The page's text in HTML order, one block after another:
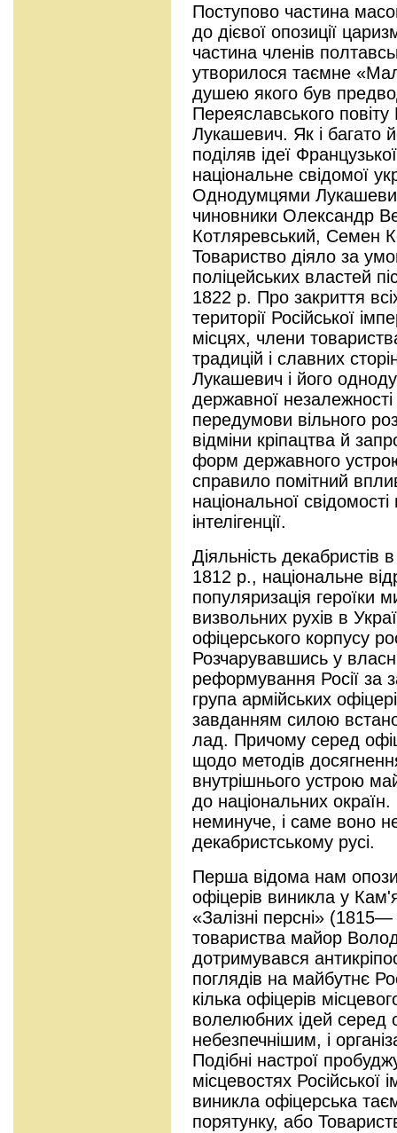
Поступово частина
до дієвої опозиції
частина членів
утворилося таємне
душею якого був
Переяславського повіту
Лукашевич. Як і багато
поділяв ідеї
національне свідомої
Однодумцями
чиновники Олександр
Котляревський, Семен
Товариство діяло за
поліцейських властей
1822 р. Про закриття
території Російської
місцях, члени
традицій і славних
Лукашевич і його
державної
передумови вільного
відміни кріпацтва й
форм державного
справило помітний
національної
інтелігенції.
Діяльність декабристів
1812 p., національне
популяризація героїки
визвольних рухів в
офіцерського корпусу
Розчарувавшись у
реформування Росії за
група армійських
завданням силою
лад. Причому серед
щодо методів
внутрішнього устрою
до національних
неминуче, і саме воно
декабристському русі.
Перша відома нам
офіцерів виникла у
«Залізні персні»
товариства майор
дотримувався
поглядів на майбутнє
кілька офіцерів
волелюбних ідей серед
небезпечнішим, і
Подібні настрої
місцевостях Російської
виникла офіцерська
порятунку, або